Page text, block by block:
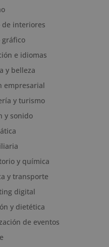
de interiores
gráfico
e idiomas
y belleza
empresarial
y turismo
y sonido
y química
y transporte
digital
y dietética
de eventos